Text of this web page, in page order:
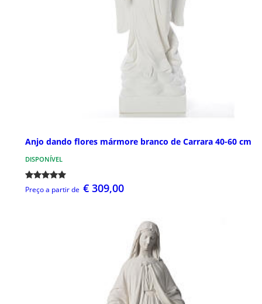
Anjo dando flores mármore branco de Carrara 40-60 cm
DISPONÍVEL
Preço a partir de € 309,00